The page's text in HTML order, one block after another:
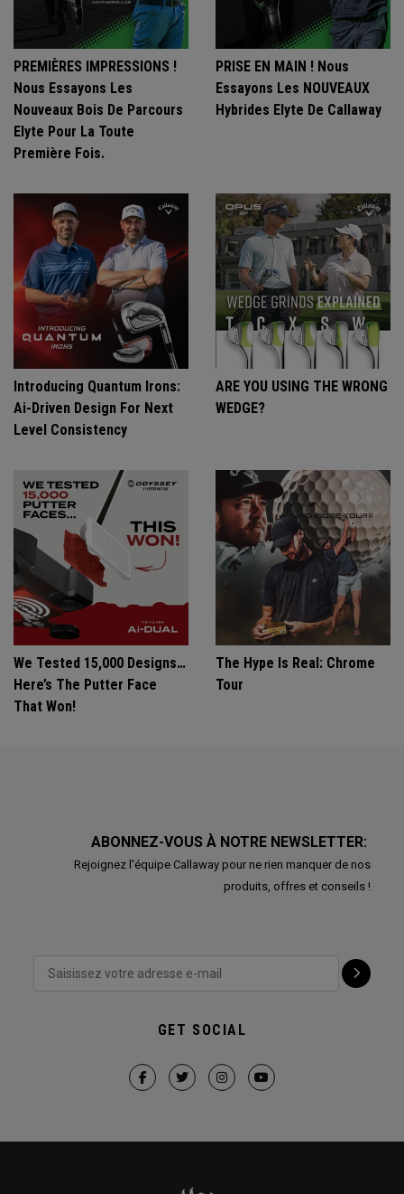
PREMIÈRES IMPRESSIONS !
Nous Essayons Les
Nouveaux Bois De Parcours
Elyte Pour La Toute
Première Fois.
PRISE EN MAIN ! Nous
Essayons Les NOUVEAUX
Hybrides Elyte De Callaway
Introducing Quantum Irons:
Ai-Driven Design For Next
Level Consistency
ARE YOU USING THE WRONG
WEDGE?
We Tested 15,000 Designs…
Here’s The Putter Face
That Won!
The Hype Is Real: Chrome
Tour
ABONNEZ-VOUS À NOTRE NEWSLETTER:
Rejoignez l'équipe Callaway pour ne rien manquer de nos
produits, offres et conseils !
GET SOCIAL